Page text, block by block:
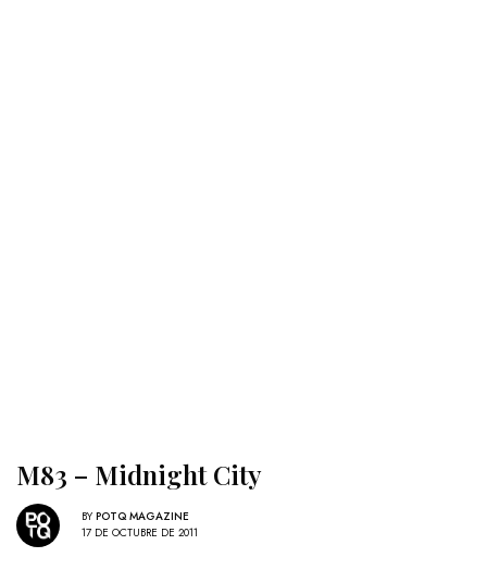
M83 – Midnight City
BY POTQ MAGAZINE
17 DE OCTUBRE DE 2011